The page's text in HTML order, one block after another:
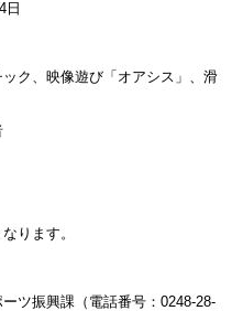
日
ク、映像遊び「オアシス」、滑
ります。
ツ振興課（電話番号：0248-28-